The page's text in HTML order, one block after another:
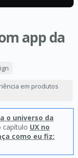
app da
em produtos
o universo da
capítulo UX no
como eu fiz: